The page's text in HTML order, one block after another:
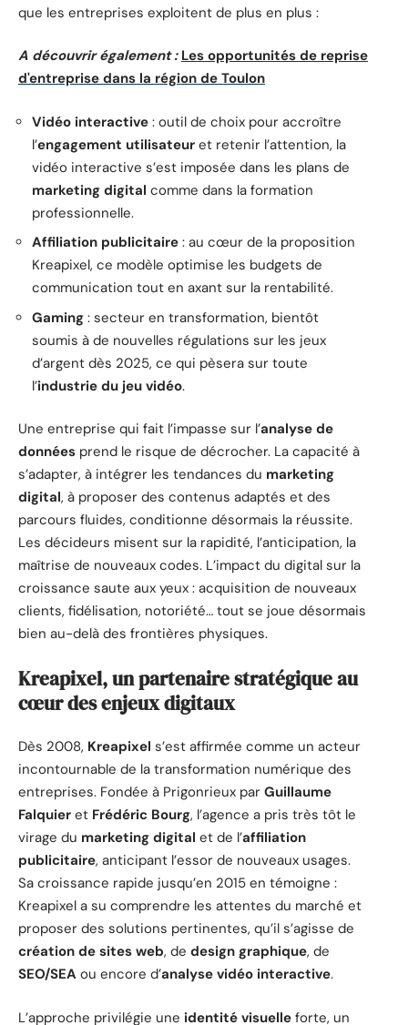
que les entreprises exploitent de plus en plus :
A découvrir également : Les opportunités de reprise
d'entreprise dans la région de Toulon
Vidéo interactive : outil de choix pour accroître
l’engagement utilisateur et retenir l’attention, la
vidéo interactive s’est imposée dans les plans de
marketing digital comme dans la formation
professionnelle.
Affiliation publicitaire : au cœur de la proposition
Kreapixel, ce modèle optimise les budgets de
communication tout en axant sur la rentabilité.
Gaming : secteur en transformation, bientôt
soumis à de nouvelles régulations sur les jeux
d’argent dès 2025, ce qui pèsera sur toute
l’industrie du jeu vidéo.
Une entreprise qui fait l’impasse sur l’analyse de
données prend le risque de décrocher. La capacité à
s’adapter, à intégrer les tendances du marketing
digital, à proposer des contenus adaptés et des
parcours fluides, conditionne désormais la réussite.
Les décideurs misent sur la rapidité, l’anticipation, la
maîtrise de nouveaux codes. L’impact du digital sur la
croissance saute aux yeux : acquisition de nouveaux
clients, fidélisation, notoriété… tout se joue désormais
bien au-delà des frontières physiques.
Kreapixel, un partenaire stratégique au
cœur des enjeux digitaux
Dès 2008, Kreapixel s’est affirmée comme un acteur
incontournable de la transformation numérique des
entreprises. Fondée à Prigonrieux par Guillaume
Falquier et Frédéric Bourg, l’agence a pris très tôt le
virage du marketing digital et de l’affiliation
publicitaire, anticipant l’essor de nouveaux usages.
Sa croissance rapide jusqu’en 2015 en témoigne :
Kreapixel a su comprendre les attentes du marché et
proposer des solutions pertinentes, qu’il s’agisse de
création de sites web, de design graphique, de
SEO/SEA ou encore d’analyse vidéo interactive.
L’approche privilégie une identité visuelle forte, un